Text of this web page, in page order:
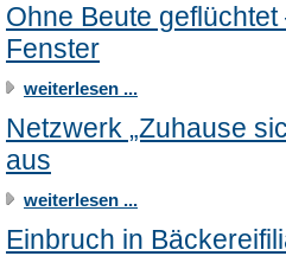
Ohne Beute
Fenster
weiterlesen ...
Netzwerk „Zuhause
aus
weiterlesen ...
Einbruch in